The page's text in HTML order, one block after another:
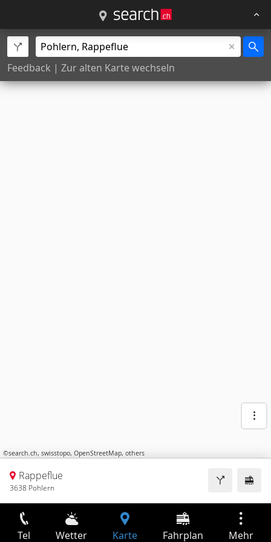
Feedback | Zur alten Karte wechseln
©search.ch, swisstopo, OpenStreetMap, others
Rappeflue
3638 Pohlern
Tel Wetter Karte Fahrplan Mehr